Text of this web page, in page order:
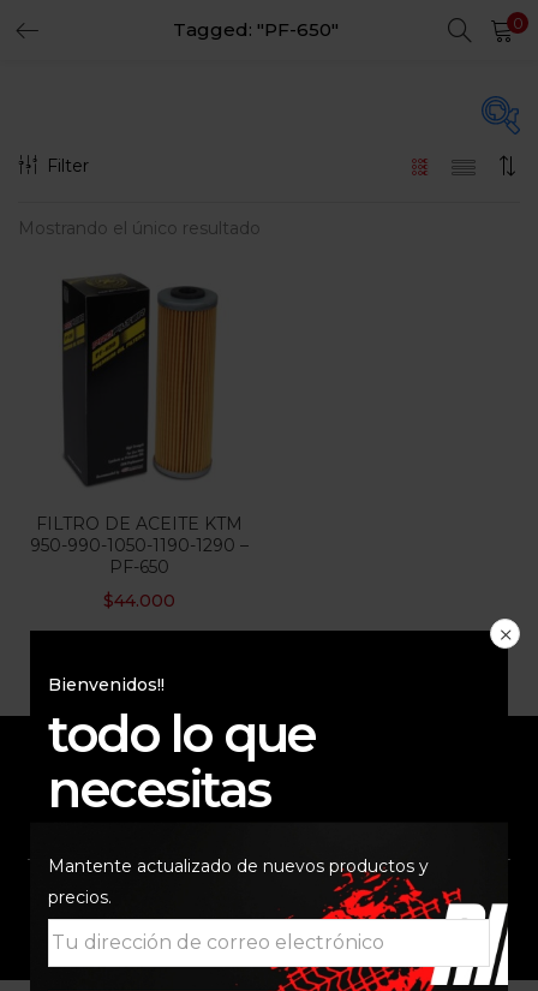
Tagged: "PF-650" 0
En oferta
Filter
Mostrando el único resultado
FILTRO DE ACEITE KTM
950-990-1050-1190-1290 –
PF-650
$44.000
Bienvenidos!!
todo lo que
necesitas
Mantente actualizado de nuevos productos y
precios.
ENVÍO RAPIDO Y
SOPORTE COMUNIDAD
REGISTER
Remember me